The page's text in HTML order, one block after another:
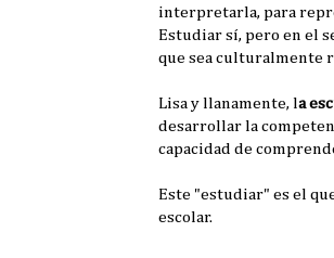
interpretarla, para
Estudiar sí, pero en el
que sea culturalmente
Lisa y llanamente, l a
desarrollar la
capacidad de
Este "estudiar" es el
escolar.